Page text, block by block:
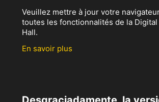
Veuillez mettre à jour votre
toutes les fonctionnalités de la
Hall.
En savoir plus